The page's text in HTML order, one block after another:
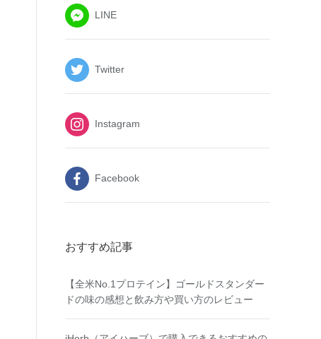
LINE
Twitter
Instagram
Facebook
おすすめ記事
【全米No.1プロテイン】ゴールドスタンダー
ドの味の感想と飲み方や買い方のレビュー